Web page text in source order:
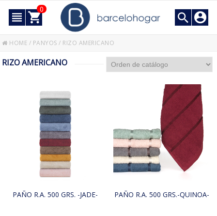
0
HOME / PANYOS / RIZO AMERICANO
RIZO AMERICANO
PAÑO R.A. 500 GRS. -JADE- PAÑO R.A. 500 GRS.-QUINOA-